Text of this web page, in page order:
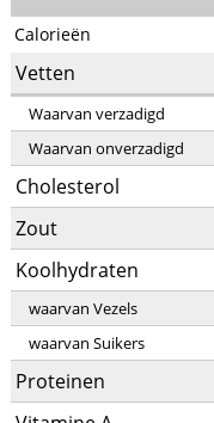
Calorieën
Vetten
Waarvan verzadigd
Waarvan onverzadigd
Cholesterol
Zout
Koolhydraten
waarvan Vezels
waarvan Suikers
Proteinen